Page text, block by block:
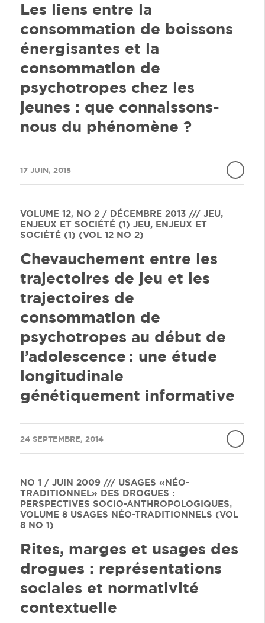
Les liens entre la
consommation de boissons
énergisantes et la
consommation de
psychotropes chez les
jeunes : que connaissons-
nous du phénomène ?
17 JUIN, 2015
VOLUME 12, NO 2 / DÉCEMBRE 2013 /// JEU,
ENJEUX ET SOCIÉTÉ (1) JEU, ENJEUX ET
SOCIÉTÉ (1) (VOL 12 NO 2)
Chevauchement entre les
trajectoires de jeu et les
trajectoires de
consommation de
psychotropes au début de
l’adolescence : une étude
longitudinale
génétiquement informative
24 SEPTEMBRE, 2014
/
NO 1 / JUIN 2009 /// USAGES «NÉO-
TRADITIONNEL» DES DROGUES :
PERSPECTIVES SOCIO-ANTHROPOLOGIQUES,
VOLUME 8 USAGES NÉO-TRADITIONNELS (VOL
8 NO 1)
Rites, marges et usages des
drogues : représentations
sociales et normativité
contextuelle